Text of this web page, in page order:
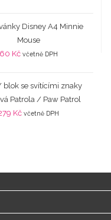
Disney A4 Minnie
Mouse
60 Kč včetně DPH
blok se svítícími znaky
Patrola / Paw Patrol
Kč včetně DPH